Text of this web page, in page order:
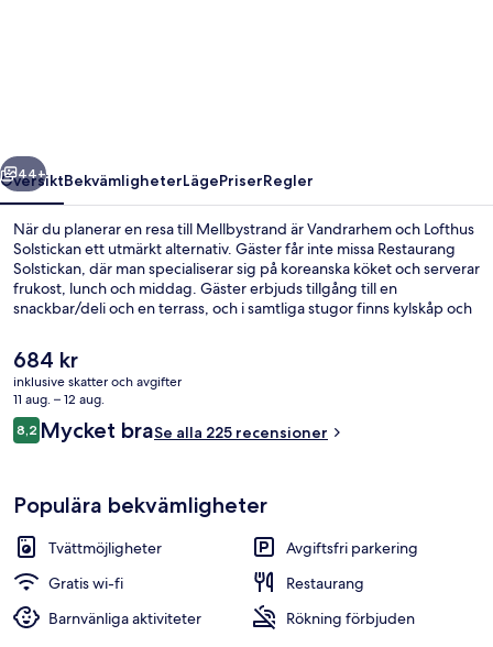
Nästa
44+
ÖversiktBekvämligheterLägePriserRegler
När du planerar en resa till Mellbystrand är Vandrarhem och Lofthus
Solstickan ett utmärkt alternativ. Gäster får inte missa Restaurang
Solstickan, där man specialiserar sig på koreanska köket och serverar
frukost, lunch och middag. Gäster erbjuds tillgång till en
snackbar/deli och en terrass, och i samtliga stugor finns kylskåp och
Det
nuvarande
priset
är
684 kr
684 kr
inklusive skatter och avgifter
11 aug. – 12 aug.
Recensioner
8,28,2 av 10,
Mycket braSe alla 225 recensioner
Populära bekvämligheter
Tvättmöjligheter
Avgiftsfri parkering
Gratis wi-fi
Restaurang
Barnvänliga aktiviteter
Rökning förbjuden